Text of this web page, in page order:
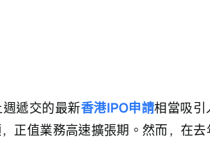
遞交的最新香港IPO申請相當吸引
正值業務高速擴張期。然而，在去